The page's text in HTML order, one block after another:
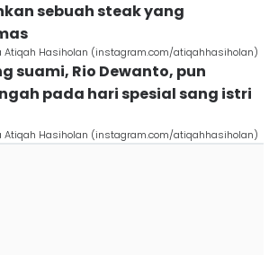
sebuah steak yang
Atiqah Hasiholan (instagram.com/atiqahhasiholan)
suami, Rio Dewanto, pun
pada hari spesial sang istri
Atiqah Hasiholan (instagram.com/atiqahhasiholan)